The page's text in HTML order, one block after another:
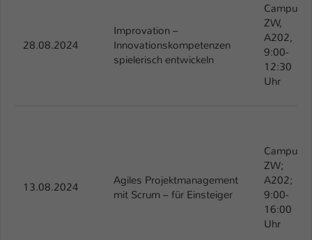
28.08.2024
Improvation –
Innovationskompetenzen
spielerisch entwickeln
Campus
ZW,
A202,
9:00-
12:30
Uhr
13.08.2024
Agiles Projektmanagement
mit Scrum – für Einsteiger
Campus
ZW;
A202;
9:00-
16:00
Uhr